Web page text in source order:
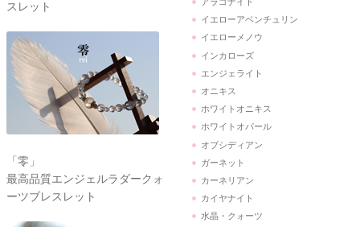
スレット
「零」
最高品質エンジェルラダークォ
ーツブレスレット
イエローアベンチュリン
イエローメノウ
インカローズ
エンジェライト
オニキス
ホワイトオニキス
ホワイトオパール
オブシディアン
ガーネット
カーネリアン
カイヤナイト
水晶・クォーツ